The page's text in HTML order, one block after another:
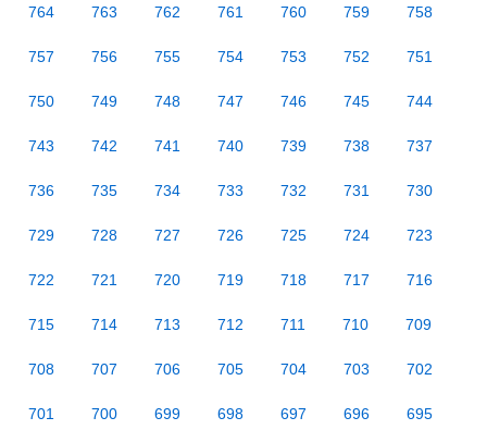
764 763 762 761 760 759 758
757 756 755 754 753 752 751
750 749 748 747 746 745 744
743 742 741 740 739 738 737
736 735 734 733 732 731 730
729 728 727 726 725 724 723
722 721 720 719 718 717 716
715 714 713 712 711 710 709
708 707 706 705 704 703 702
701 700 699 698 697 696 695